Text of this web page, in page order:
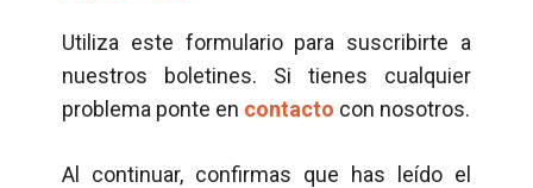
Utiliza este formulario para suscribirte a
nuestros boletines. Si tienes cualquier
problema ponte en contacto con nosotros.
Al continuar, confirmas que has leído el